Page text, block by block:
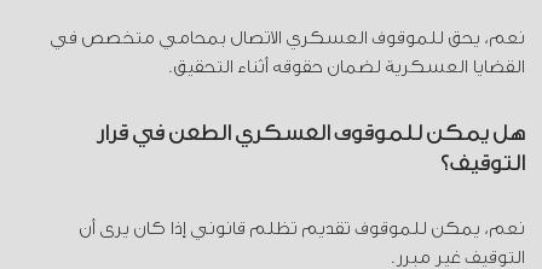
نعم، يحق للموقوف العسكري الاتصال بمحامي متخصص في
القضايا العسكرية لضمان حقوقه أثناء التحقيق.
هل يمكن للموقوف العسكري الطعن في قرار
التوقيف؟
نعم، يمكن للموقوف تقديم تظلم قانوني إذا كان يرى أن
التوقيف غير مبرر.